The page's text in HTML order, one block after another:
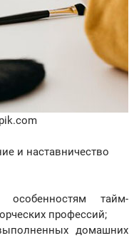
и наставничество
тайм-
профессий;
домашних